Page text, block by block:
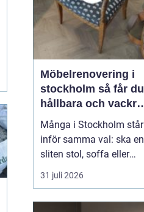
målning eller annan
behandling. Här31 juli
Möbelrenovering i
stockholm så får du
hållbara och vackra
möbler
Många i Stockholm står
inför samma val: ska en
sliten stol, soffa eller
fåtölj slängas, säljas
billigt eller renoveras?
31 juli 2026